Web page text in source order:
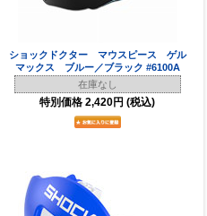
ショックドクター マウスピース ゲル
マックス ブルー／ブラック #6100A
在庫なし
特別価格 2,420円 (税込)